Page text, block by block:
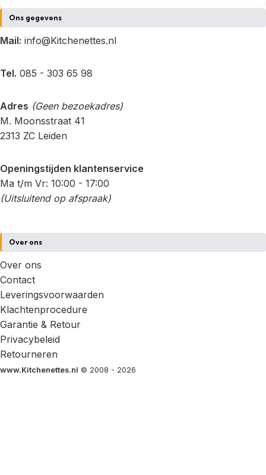
Ons gegevens
Mail: info@Kitchenettes.nl
Tel. 085 - 303 65 98
Adres (Geen bezoekadres)
M. Moonsstraat 41
2313 ZC Leiden
Openingstijden klantenservice
Ma t/m Vr: 10:00 - 17:00
(Uitsluitend op afspraak)
Over ons
Over ons
Contact
Leveringsvoorwaarden
Klachtenprocedure
Garantie & Retour
Privacybeleid
Retourneren
www.Kitchenettes.nl © 2008 - 2026